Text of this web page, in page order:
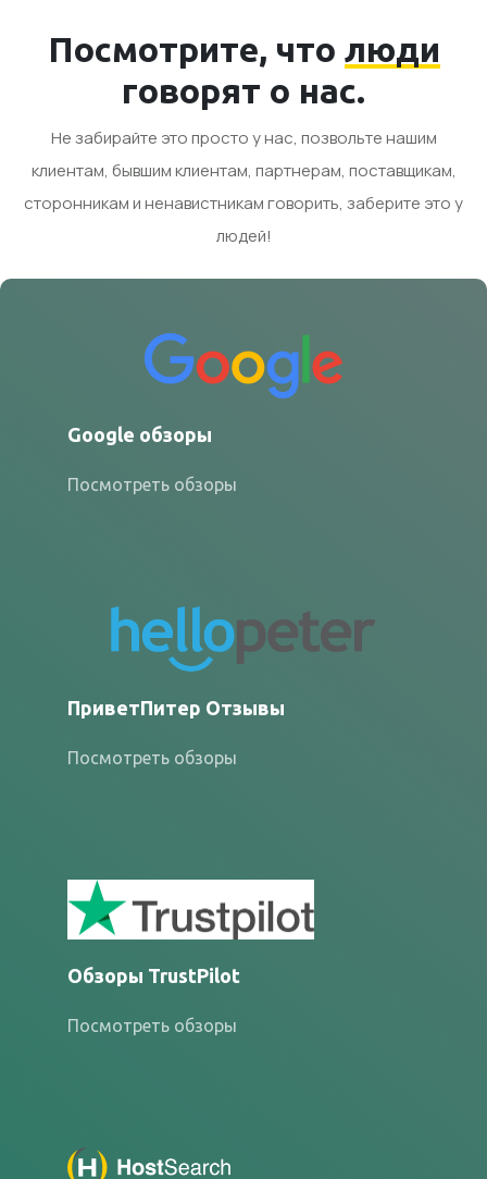
Посмотрите, что люди
говорят о нас.
Не забирайте это просто у нас, позвольте нашим
клиентам, бывшим клиентам, партнерам, поставщикам,
сторонникам и ненавистникам говорить, заберите это у
людей!
Google обзоры
Посмотреть обзоры
ПриветПитер Отзывы
Посмотреть обзоры
Обзоры TrustPilot
Посмотреть обзоры